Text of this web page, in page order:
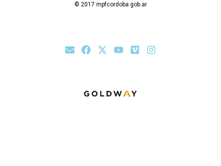
© 2017 mpfcordoba.gob.ar